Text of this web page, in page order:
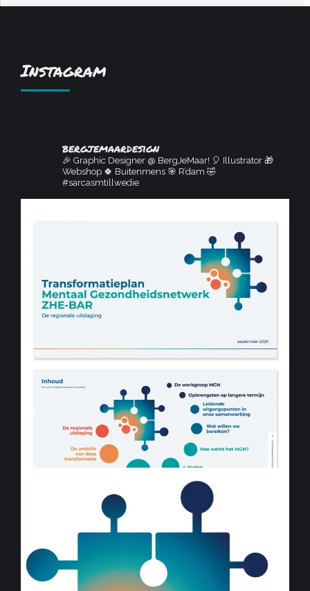
Instagram
bergjemaardesign
🎉 Graphic Designer @ BergJeMaar! 🎈 Illustrator 🎁
Webshop 🍀 Buitenmens 🎯 R’dam 🤣
#sarcasmtillwedie